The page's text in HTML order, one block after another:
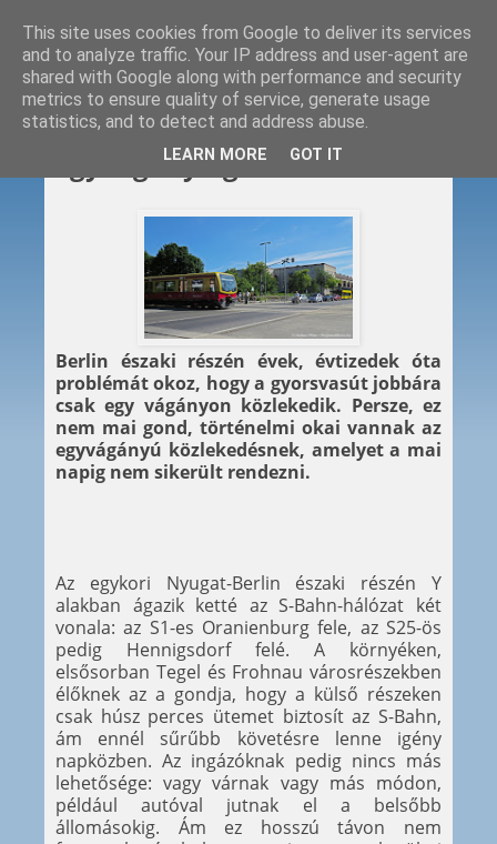
2019. 04. 11.
Egyvágányú gondok
Berlin északi részén évek, évtizedek óta
problémát okoz, hogy a gyorsvasút jobbára
csak egy vágányon közlekedik. Persze, ez
nem mai gond, történelmi okai vannak az
egyvágányú közlekedésnek, amelyet a mai
napig nem sikerült rendezni.
Az egykori Nyugat-Berlin északi részén Y
alakban ágazik ketté az S-Bahn-hálózat két
vonala: az S1-es Oranienburg fele, az S25-ös
pedig Hennigsdorf felé. A környéken,
elsősorban Tegel és Frohnau városrészekben
élőknek az a gondja, hogy a külső részeken
csak húsz perces ütemet biztosít az S-Bahn,
ám ennél sűrűbb követésre lenne igény
napközben. Az ingázóknak pedig nincs más
lehetősége: vagy várnak vagy más módon,
például autóval jutnak el a belsőbb
állomásokig. Ám ez hosszú távon nem
This site uses cookies from Google to deliver its services
and to analyze traffic. Your IP address and user-agent are
shared with Google along with performance and security
metrics to ensure quality of service, generate usage
statistics, and to detect and address abuse.
LEARN MORE GOT IT